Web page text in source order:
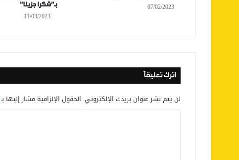
07/02/2023
بـ”شكرا جزيلا”
11/03/2023
اترك تعليقاً
لن يتم نشر عنوان بريدك الإلكتروني. الحقول الإلزامية مشار إليها بـ